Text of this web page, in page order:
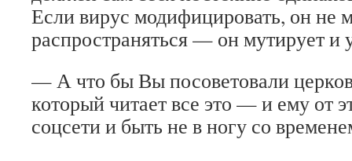
Если вирус модифицировать, он не
распространяться — он мутирует и
— А что бы Вы посоветовали
который читает все это — и ему от
соцсети и быть не в ногу со